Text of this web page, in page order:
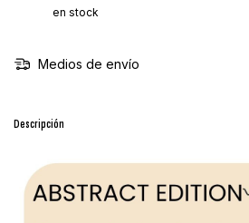
en stock
Medios de envío
Descripción